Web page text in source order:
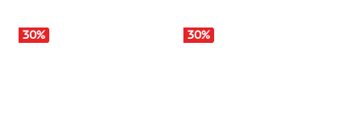
30% 30%